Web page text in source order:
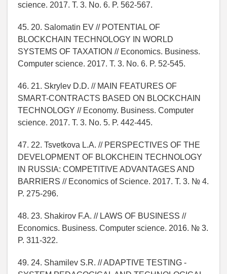
science. 2017. T. 3. No. 6. P. 562-567.
45. 20. Salomatin EV // POTENTIAL OF
BLOCKCHAIN TECHNOLOGY IN WORLD
SYSTEMS OF TAXATION // Economics. Business.
Computer science. 2017. T. 3. No. 6. P. 52-545.
46. 21. Skrylev D.D. // MAIN FEATURES OF
SMART-CONTRACTS BASED ON BLOCKCHAIN
TECHNOLOGY // Economy. Business. Computer
science. 2017. T. 3. No. 5. P. 442-445.
47. 22. Tsvetkova L.A. // PERSPECTIVES OF THE
DEVELOPMENT OF BLOKCHEIN TECHNOLOGY
IN RUSSIA: COMPETITIVE ADVANTAGES AND
BARRIERS // Economics of Science. 2017. T. 3. № 4.
P. 275-296.
48. 23. Shakirov F.A. // LAWS OF BUSINESS //
Economics. Business. Computer science. 2016. № 3.
P. 311-322.
49. 24. Shamilev S.R. // ADAPTIVE TESTING -